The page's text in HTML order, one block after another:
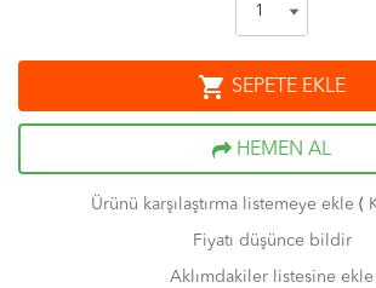
shopping_cart SEPETE EKLE
HEMEN AL
Ürünü karşılaştırma listemeye ekle (
Fiyatı düşünce bildir
Aklımdakiler listesine ekle